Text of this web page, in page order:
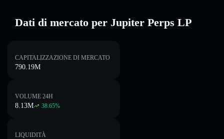
Dati di mercato per Jupiter Perps LP
CAPITALIZZAZIONE DI MERCATO
790.19M
VOLUME 24H
8.13M 38.65%
LIQUIDITÀ